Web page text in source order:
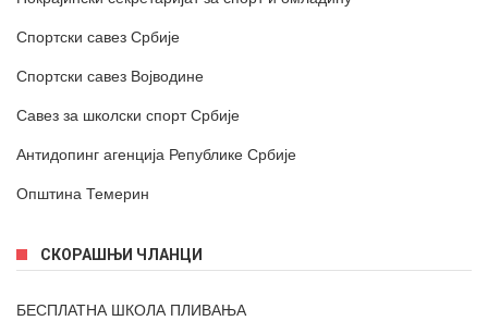
Спортски савез Србије
Спортски савез Војводине
Савез за школски спорт Србије
Антидопинг агенција Републике Србије
Општина Темерин
СКОРАШЊИ ЧЛАНЦИ
БЕСПЛАТНА ШКОЛА ПЛИВАЊА